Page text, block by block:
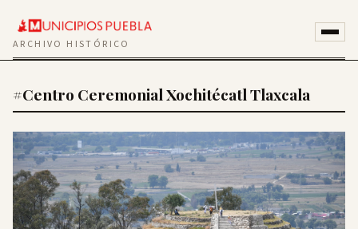
ARCHIVO HISTÓRICO
#Centro Ceremonial Xochitécatl Tlaxcala